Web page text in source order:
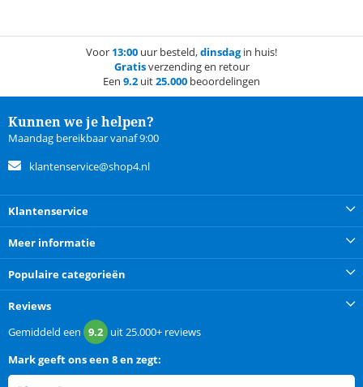
Voor 13:00 uur besteld,dinsdagin huis!
Gratisverzending en retour
Een 9.2 uit25.000 beoordelingen
Kunnen we je helpen?
Maandag bereikbaar vanaf 9:00
klantenservice@shop4.nl
Klantenservice
Meer informatie
Populaire categorieën
Reviews
Gemiddeld een 9.2 uit25.000+ reviews
Markgeeft ons een 8 en zegt: